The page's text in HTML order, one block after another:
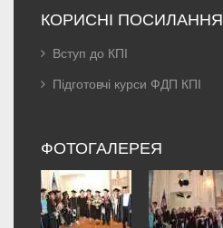
КОРИСНІ ПОСИЛАННЯ
Вступ до КПІ
Підготовчі курси ФДП КПІ
ФОТОГАЛЕРЕЯ